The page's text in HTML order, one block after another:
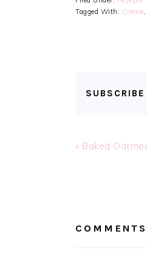
Tagged With: Creme,
SUBSCRIBE
Previous
« Baked
COMMENTS